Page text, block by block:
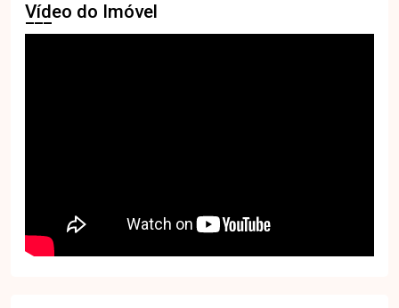
Vídeo do Imóvel